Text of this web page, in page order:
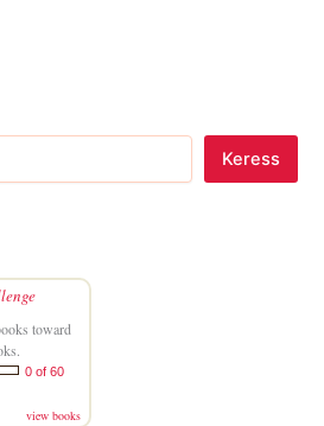
Keress
toward
0 of 60
view books